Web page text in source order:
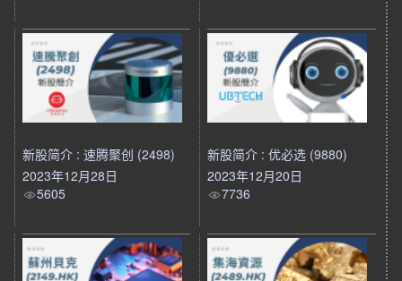
新股简介 : 速腾聚创 (2498)
2023年12月28日
5605
新股简介 : 优必选 (9880)
2023年12月20日
7736